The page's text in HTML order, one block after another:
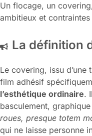
Un flocage, un
ambitieux et
La définition
Le covering, issu
film adhésif
l’esthétique ordinaire.
basculement,
roues, presque totem
qui ne laisse personne